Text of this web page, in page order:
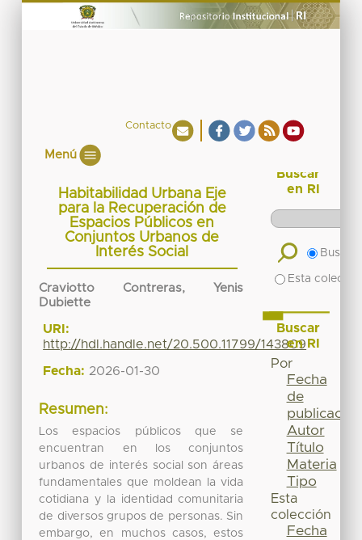
Contacto
Menú
Habitabilidad Urbana Eje
para la Recuperación de
Espacios Públicos en
Conjuntos Urbanos de
Interés Social
Craviotto Contreras, Yenis
Dubiette
URI:
http://hdl.handle.net/20.500.11799/143809
Fecha: 2026-01-30
Resumen:
Los espacios públicos que se
encuentran en los conjuntos
urbanos de interés social son áreas
fundamentales que moldean la vida
cotidiana y la identidad comunitaria
de diversos grupos de personas. Sin
embargo, en muchos casos, estos
Buscar
en RI
Buscar
Esta
Buscar
en RI
Por
Fecha
de
publicación
Autor
Título
Materia
Tipo
Esta
colección
Fecha